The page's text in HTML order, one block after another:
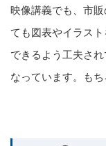
映像講義でも、市
ても図表やイラス
できるよう工夫さ
なっています。もち